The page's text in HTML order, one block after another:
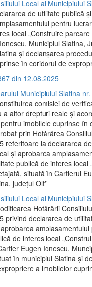
Local al Municipiului
de utilitate publică
pentru
local „Construire
Municipiul Slatina,
și declanșarea
în coridorul de
din 12.08.2025
Municipiului Slatina
comisiei de
a altor drepturi reale și
imobilele cuprinse în
prin Hotărârea
referitoare la declararea
și aprobarea
publică de interes local
situată în Cartierul
județul Olt”
Local al Municipiului
Hotărârii
privind declararea de
amplasamentului
de interes local
Eugen Ionescu,
în municipiul Slatina și
a imobilelor